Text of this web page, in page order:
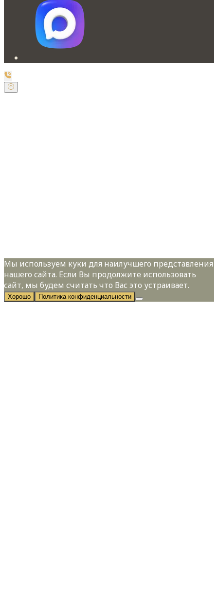
Мы используем куки для наилучшего представления
нашего сайта. Если Вы продолжите использовать
сайт, мы будем считать что Вас это устраивает.
Хорошо Политика конфиденциальности